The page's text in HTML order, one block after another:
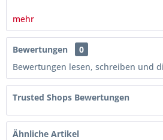
mehr
Bewertungen
0
Bewertungen lesen, schreiben und
Trusted Shops Bewertungen
Ähnliche Artikel